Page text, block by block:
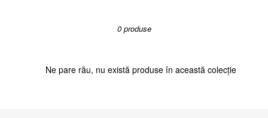
0 produse
Ne pare rău, nu există produse în această colecție